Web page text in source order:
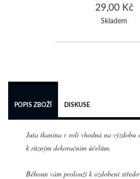
29,00 Kč
Skladem
POPIS ZBOŽÍ DISKUSE
Juta tkanina v roli vhodná na výzdobu
k různým dekoračním účelům.
Běhoun vám poslouží k ozdobení